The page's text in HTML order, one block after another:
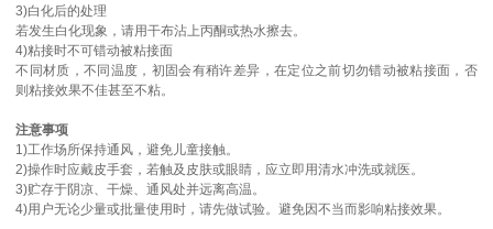
3)白化后的处理
若发生白化现象，请用干布沾上丙酮或热水擦去。
4)粘接时不可错动被粘接面
不同材质，不同温度，初固会有稍许差异，在定位之前切勿错动被粘接面，否
则粘接效果不佳甚至不粘。
注意事项
1)工作场所保持通风，避免儿童接触。
2)操作时应戴皮手套，若触及皮肤或眼睛，应立即用清水冲洗或就医。
3)贮存于阴凉、干燥、通风处并远离高温。
4)用户无论少量或批量使用时，请先做试验。避免因不当而影响粘接效果。